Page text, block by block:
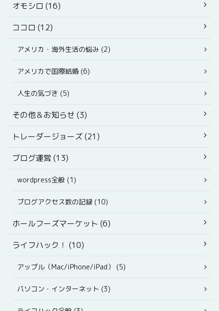
オモシロ (16)
ココロ (12)
アメリカ・海外生活の悩み (2)
アメリカで国際結婚 (6)
人生の気づき (5)
その他＆お知らせ (3)
トレーダージョーズ (21)
ブログ運営 (13)
wordpress全般 (1)
ブログアクセス数の記録 (10)
ホールフーズマーケット (6)
ライフハック！ (10)
アップル（Mac/iPhone/iPad） (5)
パソコン・インターネット (3)